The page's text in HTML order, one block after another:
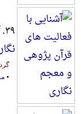
۳۹.
•